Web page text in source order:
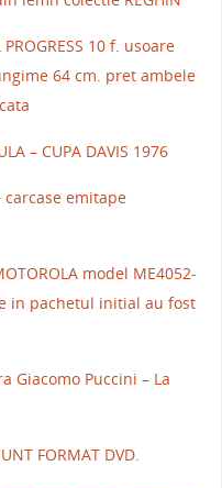
10 f. usoare
64 cm. pret ambele
– CUPA DAVIS 1976
emitape
model ME4052-
in pachetul initial au fost
Giacomo Puccini – La
FORMAT DVD.